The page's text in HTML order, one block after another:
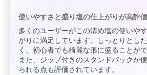
使いやすさと盛り塩の仕上がりが高評価
多くのユーザーがこの清め塩の使いや
がりに満足しています。しっとりとし
く、初心者でも綺麗な形に盛ることが
また、ジップ付きのスタンドパックが
られる点も評価されています。